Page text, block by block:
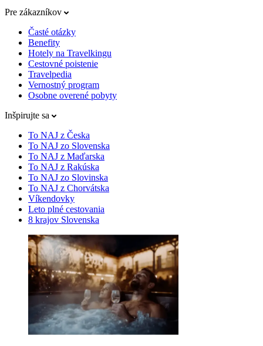
Pre zákazníkov
Časté otázky
Benefity
Hotely na Travelkingu
Cestovné poistenie
Travelpedia
Vernostný program
Osobne overené pobyty
Inšpirujte sa
To NAJ z Česka
To NAJ zo Slovenska
To NAJ z Maďarska
To NAJ z Rakúska
To NAJ zo Slovinska
To NAJ z Chorvátska
Víkendovky
Leto plné cestovania
8 krajov Slovenska